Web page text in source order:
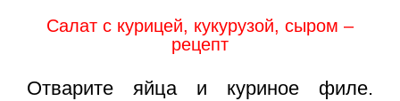
Салат с курицей, кукурузой, сыром –
рецепт
Отварите яйца и куриное филе.